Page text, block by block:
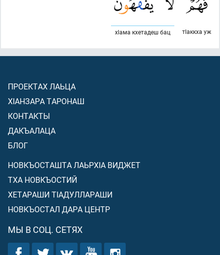
тlаккха уж
хlама кхетадеш бац
ПРОЕКТАХ ЛАЬЦА
ХIАНЗАРА ТАРОНАШ
КОНТАКТЫ
ДАКЪАЛАЦА
БЛОГ
НОВКЪОСТАШТА ЛАЬРХIА ВИДЖЕТ
ТХА НОВКЪОСТИЙ
ХЕТАРАШИ ТIАДУЛЛАРАШИ
НОВКЪОСТАЛ ДАРА ЦЕНТР
МЫ В СОЦ. СЕТЯХ